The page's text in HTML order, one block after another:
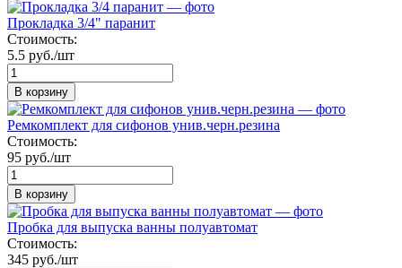
Прокладка 3/4" паранит
Стоимость:
5.5 руб./шт
В корзину
Ремкомплект для сифонов унив.черн.резина
Стоимость:
95 руб./шт
В корзину
Пробка для выпуска ванны полуавтомат
Стоимость:
345 руб./шт